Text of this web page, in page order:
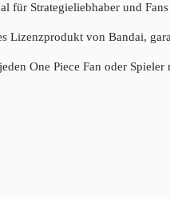
für Strategieliebhaber und
Lizenzprodukt von Bandai,
One Piece Fan oder